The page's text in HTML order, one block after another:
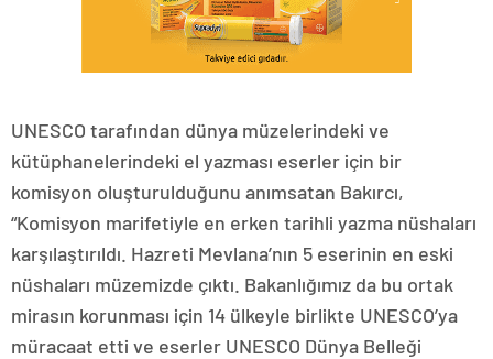
UNESCO tarafından dünya müzelerindeki ve
kütüphanelerindeki el yazması eserler için bir
komisyon oluşturulduğunu anımsatan Bakırcı,
“Komisyon marifetiyle en erken tarihli yazma nüshaları
karşılaştırıldı. Hazreti Mevlana’nın 5 eserinin en eski
nüshaları müzemizde çıktı. Bakanlığımız da bu ortak
mirasın korunması için 14 ülkeyle birlikte UNESCO’ya
müracaat etti ve eserler UNESCO Dünya Belleği